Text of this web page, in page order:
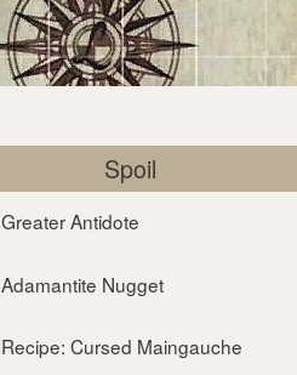
Spoil
Greater Antidote
Adamantite Nugget
Recipe: Cursed Maingauche